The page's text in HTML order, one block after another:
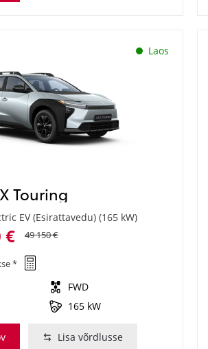
Laos
Touring
EV (Esirattavedu) (165 kW)
€ 49 150 €
*
FWD
165 kW
Lisa võrdlusse